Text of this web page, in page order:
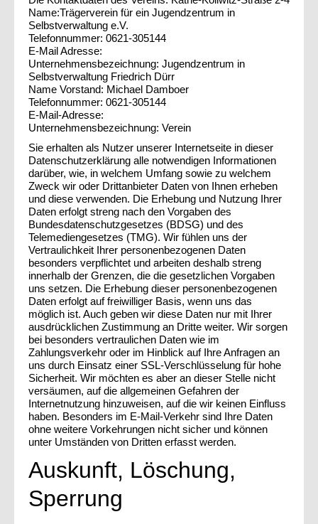
Name:Trägerverein für ein Jugendzentrum in
Selbstverwaltung e.V.
Telefonnummer: 0621-305144
E-Mail Adresse:
Unternehmensbezeichnung: Jugendzentrum in
Selbstverwaltung Friedrich Dürr
Name Vorstand: Michael Damboer
Telefonnummer: 0621-305144
E-Mail-Adresse:
Unternehmensbezeichnung: Verein
Sie erhalten als Nutzer unserer Internetseite in dieser
Datenschutzerklärung alle notwendigen Informationen
darüber, wie, in welchem Umfang sowie zu welchem
Zweck wir oder Drittanbieter Daten von Ihnen erheben
und diese verwenden. Die Erhebung und Nutzung Ihrer
Daten erfolgt streng nach den Vorgaben des
Bundesdatenschutzgesetzes (BDSG) und des
Telemediengesetzes (TMG). Wir fühlen uns der
Vertraulichkeit Ihrer personenbezogenen Daten
besonders verpflichtet und arbeiten deshalb streng
innerhalb der Grenzen, die die gesetzlichen Vorgaben
uns setzen. Die Erhebung dieser personenbezogenen
Daten erfolgt auf freiwilliger Basis, wenn uns das
möglich ist. Auch geben wir diese Daten nur mit Ihrer
ausdrücklichen Zustimmung an Dritte weiter. Wir sorgen
bei besonders vertraulichen Daten wie im
Zahlungsverkehr oder im Hinblick auf Ihre Anfragen an
uns durch Einsatz einer SSL-Verschlüsselung für hohe
Sicherheit. Wir möchten es aber an dieser Stelle nicht
versäumen, auf die allgemeinen Gefahren der
Internetnutzung hinzuweisen, auf die wir keinen Einfluss
haben. Besonders im E-Mail-Verkehr sind Ihre Daten
ohne weitere Vorkehrungen nicht sicher und können
unter Umständen von Dritten erfasst werden.
Auskunft, Löschung,
Sperrung